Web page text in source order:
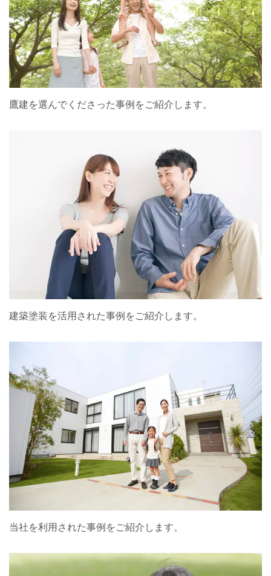
鷹建を選んでくださった事例をご紹介します。
建築塗装を活用された事例をご紹介します。
当社を利用された事例をご紹介します。